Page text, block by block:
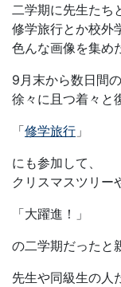
二学期に先生たち
修学旅行とか校外
色んな画像を集め
9月末から数日間
徐々に且つ着々と
「修学旅行 」
にも参加して、
クリスマスツリー
「大躍進！」
の二学期だったと
先生や同級生の人